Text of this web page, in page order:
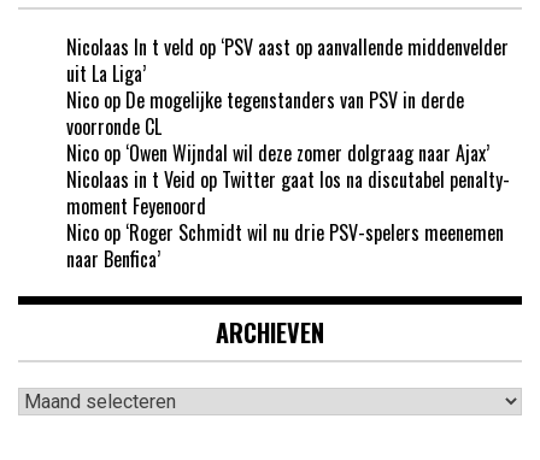
Nicolaas In t veld op ‘PSV aast op aanvallende middenvelder
uit La Liga’
Nico op De mogelijke tegenstanders van PSV in derde
voorronde CL
Nico op ‘Owen Wijndal wil deze zomer dolgraag naar Ajax’
Nicolaas in t Veid op Twitter gaat los na discutabel penalty-
moment Feyenoord
Nico op ‘Roger Schmidt wil nu drie PSV-spelers meenemen
naar Benfica’
ARCHIEVEN
Archieven